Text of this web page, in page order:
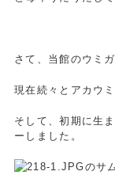
さて、当館のウミ
現在続々とアカウ
そして、初期に生
ーしました。